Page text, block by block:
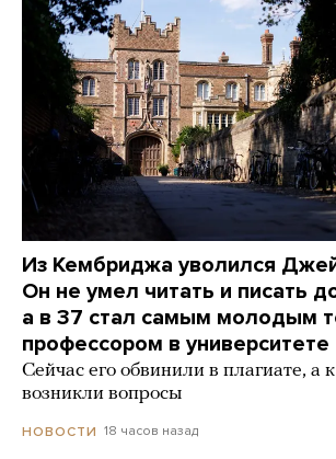
Из Кембриджа уволился
Он не умел читать и писать
а в 37 стал самым молодым
профессором в университете
Сейчас его обвинили в плагиате, а
возникли вопросы
НОВОСТИ 18 часов назад